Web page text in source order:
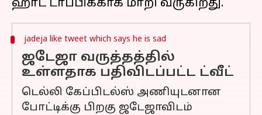
jadeja like tweet which says he is sad
ஜடேஜா வருத்தத்தில்
உள்ளதாக பதிவிடப்பட்ட ட்வீட்
டெல்லி கேப்பிடல்ஸ் அணியுடனான
போட்டிக்கு பிறகு ஜடேஜாவிடம்